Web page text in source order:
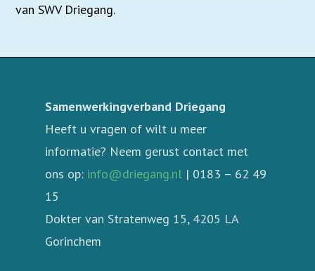
van SWV Driegang.
Samenwerkingverband Driegang
Heeft u vragen of wilt u meer
informatie? Neem gerust contact met
ons op: info@driegang.nl | 0183 – 62 49
15
Dokter van Stratenweg 15, 4205 LA
Gorinchem